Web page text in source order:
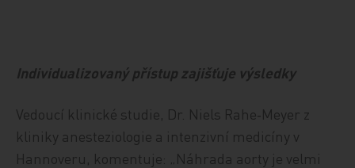
Individualizovaný přístup zajišťuje výsledky
Vedoucí klinické studie, Dr. Niels Rahe‑Meyer z
kliniky anesteziologie a intenzivní medicíny v
Hannoveru, komentuje: „Náhrada aorty je velmi